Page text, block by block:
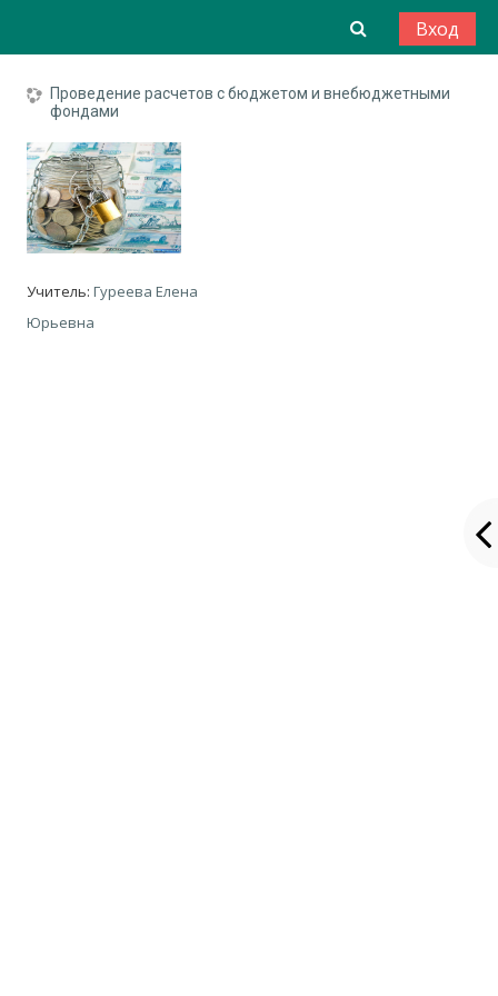
Изменить
Вход
Проведение расчетов с бюджетом и внебюджетными
фондами
Учитель:Гуреева Елена
Юрьевна